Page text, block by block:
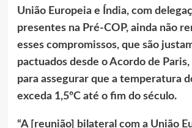
União Europeia e Índia, com
presentes na Pré-COP, ainda não
esses compromissos, que são
pactuados desde o Acordo de Paris,
para assegurar que a temperatura
exceda 1,5ºC até o fim do século.
“A [reunião] bilateral com a União